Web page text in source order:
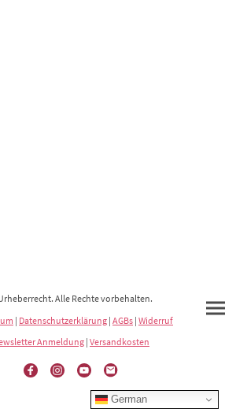
Alle Rechte vorbehalten.
| Datenschutzerklärung | AGBs | Widerruf
Anmeldung| Versandkosten
German